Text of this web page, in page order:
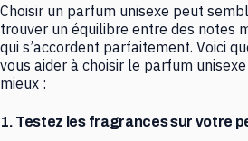
Choisir un parfum unisexe peut
trouver un équilibre entre des notes
qui s’accordent parfaitement. Voici
vous aider à choisir le parfum
mieux :
1. Testez les fragrances sur votre